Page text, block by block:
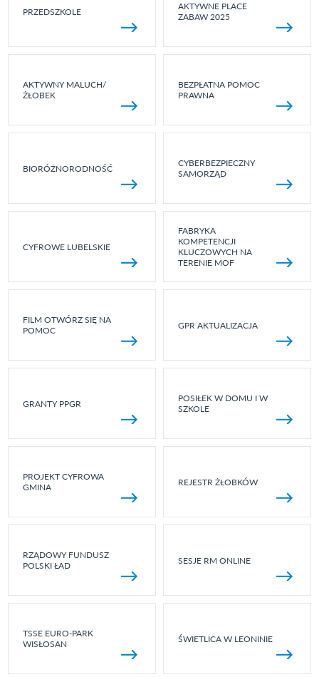
PRZEDSZKOLE
AKTYWNE PLACE
ZABAW 2025
AKTYWNY MALUCH/
ŻŁOBEK
BEZPŁATNA POMOC
PRAWNA
BIORÓŻNORODNOŚĆ
CYBERBEZPIECZNY
SAMORZĄD
CYFROWE LUBELSKIE
FABRYKA
KOMPETENCJI
KLUCZOWYCH NA
TERENIE MOF
FILM OTWÓRZ SIĘ NA
POMOC
GPR AKTUALIZACJA
GRANTY PPGR
POSIŁEK W DOMU I W
SZKOLE
PROJEKT CYFROWA
GMINA
REJESTR ŻŁOBKÓW
RZĄDOWY FUNDUSZ
POLSKI ŁAD
SESJE RM ONLINE
TSSE EURO-PARK
WISŁOSAN
ŚWIETLICA W LEONINIE